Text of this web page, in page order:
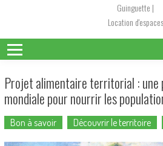
Guinguette |
Location d'espaces
Projet alimentaire territorial :
mondiale pour nourrir les
Bon à savoir Découvrir le territoire